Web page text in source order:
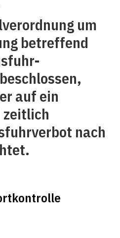
um
betreffend
auf ein
zeitlich
nach